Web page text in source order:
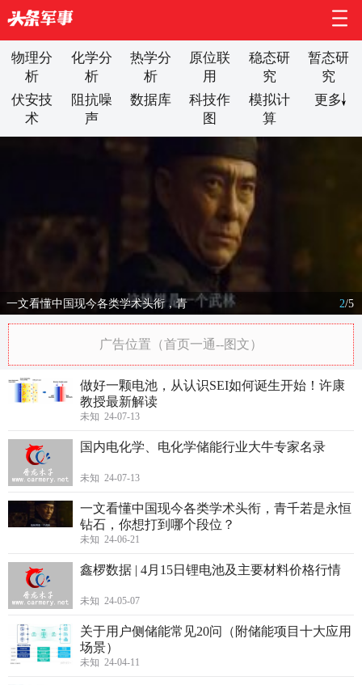
物理分
析
化学分
析
热学分
析
原位联
用
稳态研
究
暂态研
究
伏安技
术
阻抗噪
声
数据库
科技作
图
模拟计
算
更多
一文看懂中国现今各类学术头衔，青 2/5
广告位置（首页一通--图文）
做好一颗电池，从认识SEI如何诞生开始！许康
教授最新解读
未知 24-07-13
国内电化学、电化学储能行业大牛专家名录
未知 24-07-13
一文看懂中国现今各类学术头衔，青千若是永恒
钻石，你想打到哪个段位？
未知 24-06-21
鑫椤数据 | 4月15日锂电池及主要材料价格行情
未知 24-05-07
关于用户侧储能常见20问（附储能项目十大应用
场景）
未知 24-04-11